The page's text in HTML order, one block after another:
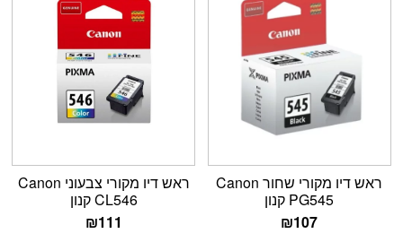
‏ראש דיו מקורי ‏שחור Canon
PG545 קנון
₪107
‏ראש דיו מקורי ‏צבעוני Canon
CL546 קנון
₪111